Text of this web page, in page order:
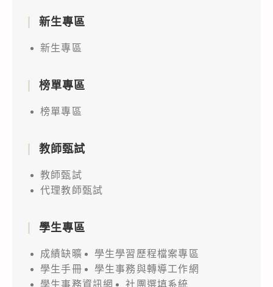
新生專區
新生專區
榜單專區
榜單專區
教師甄試
教師甄試
代理教師甄試
學生專區
成績缺曠
學生學習歷程檔案專區
學生手冊
學生事務與轉導工作網
學生事務資訊網
社團選填系統